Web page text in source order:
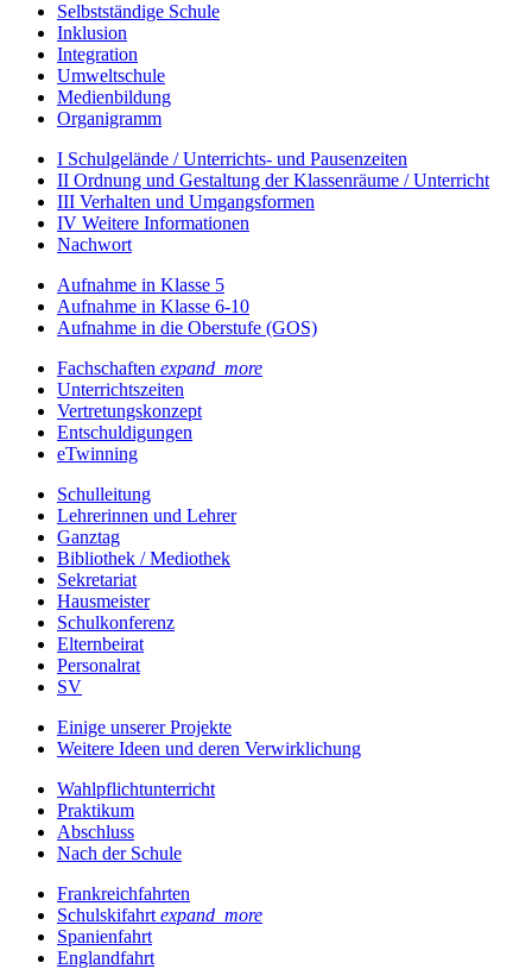
Selbstständige Schule
Inklusion
Integration
Umweltschule
Medienbildung
Organigramm
I Schulgelände / Unterrichts- und Pausenzeiten
II Ordnung und Gestaltung der Klassenräume / Unterricht
III Verhalten und Umgangsformen
IV Weitere Informationen
Nachwort
Aufnahme in Klasse 5
Aufnahme in Klasse 6-10
Aufnahme in die Oberstufe (GOS)
Fachschaften expand_more
Unterrichtszeiten
Vertretungskonzept
Entschuldigungen
eTwinning
Schulleitung
Lehrerinnen und Lehrer
Ganztag
Bibliothek / Mediothek
Sekretariat
Hausmeister
Schulkonferenz
Elternbeirat
Personalrat
SV
Einige unserer Projekte
Weitere Ideen und deren Verwirklichung
Wahlpflichtunterricht
Praktikum
Abschluss
Nach der Schule
Frankreichfahrten
Schulskifahrt expand_more
Spanienfahrt
Englandfahrt